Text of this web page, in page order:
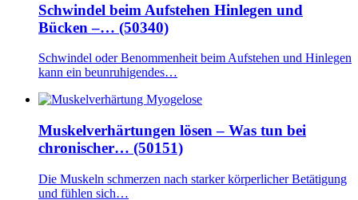
Schwindel beim Aufstehen Hinlegen und
Bücken –… (50340)
Schwindel oder Benommenheit beim Aufstehen und Hinlegen
kann ein beunruhigendes…
Muskelverhärtungen lösen – Was tun bei
chronischer… (50151)
Die Muskeln schmerzen nach starker körperlicher Betätigung
und fühlen sich…